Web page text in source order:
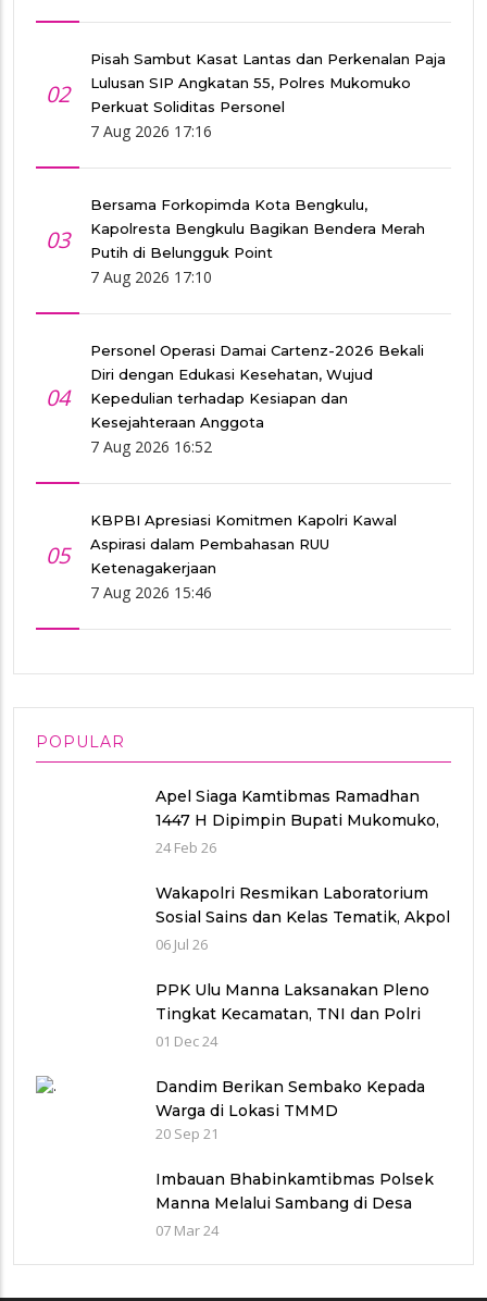
02
Pisah Sambut Kasat Lantas dan Perkenalan Paja
Lulusan SIP Angkatan 55, Polres Mukomuko
Perkuat Soliditas Personel
7 Aug 2026 17:16
03
Bersama Forkopimda Kota Bengkulu,
Kapolresta Bengkulu Bagikan Bendera Merah
Putih di Belungguk Point
7 Aug 2026 17:10
04
Personel Operasi Damai Cartenz-2026 Bekali
Diri dengan Edukasi Kesehatan, Wujud
Kepedulian terhadap Kesiapan dan
Kesejahteraan Anggota
7 Aug 2026 16:52
05
KBPBI Apresiasi Komitmen Kapolri Kawal
Aspirasi dalam Pembahasan RUU
Ketenagakerjaan
7 Aug 2026 15:46
POPULAR
Apel Siaga Kamtibmas Ramadhan
1447 H Dipimpin Bupati Mukomuko,
Fokus Amankan Ibadah Puasa,
24 Feb 26
Wakapolri Resmikan Laboratorium
Sosial Sains dan Kelas Tematik, Akpol
Perkuat Scientific Policing
06 Jul 26
PPK Ulu Manna Laksanakan Pleno
Tingkat Kecamatan, TNI dan Polri
Bersinergi dalam Pengamanan
01 Dec 24
Dandim Berikan Sembako Kepada
Warga di Lokasi TMMD
20 Sep 21
Imbauan Bhabinkamtibmas Polsek
Manna Melalui Sambang di Desa
Terulung
07 Mar 24